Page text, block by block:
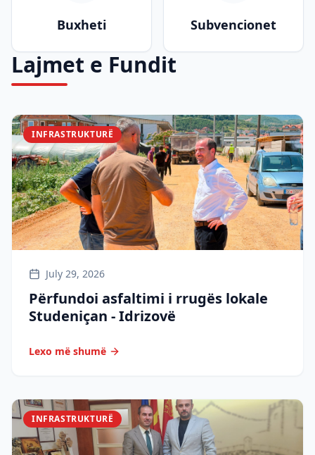
Buxheti Subvencionet
Lajmet e Fundit
INFRASTRUKTURË
July 29, 2026
Përfundoi asfaltimi i rrugës lokale
Studeniçan - Idrizovë
Lexo më shumë
INFRASTRUKTURË